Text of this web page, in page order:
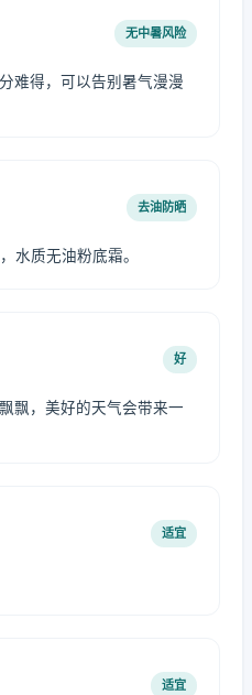
无中暑风险
难得，可以告别暑气漫漫
去油防晒
水质无油粉底霜。
好
飘，美好的天气会带来一
适宜
适宜